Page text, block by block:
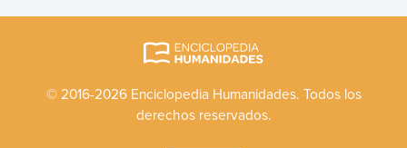
© 2016-2026 Enciclopedia Humanidades. Todos los
derechos reservados.